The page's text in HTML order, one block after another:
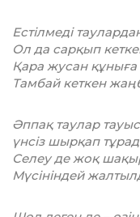
Естілмеді
Ол да сарқып
Қара жусан
Тамбай кеткен
Әппақ таулар
үнсіз шырқап
Селеу де жоқ
Мүсініндей